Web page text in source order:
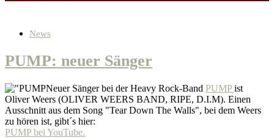
News
PUMP: neuer Sänger
Neuer Sänger bei der Heavy Rock-Band PUMP ist
Oliver Weers (OLIVER WEERS BAND, RIPE, D.I.M). Einen
Ausschnitt aus dem Song "Tear Down The Walls", bei dem Weers
zu hören ist, gibt´s hier:
PUMP bei YouTube.